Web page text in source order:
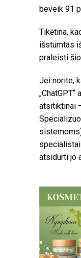
beveik 91
Tikėtina,
išstumtas
praleisti
Jei norite,
atsitiktinai
specialistai
atsidurti jo